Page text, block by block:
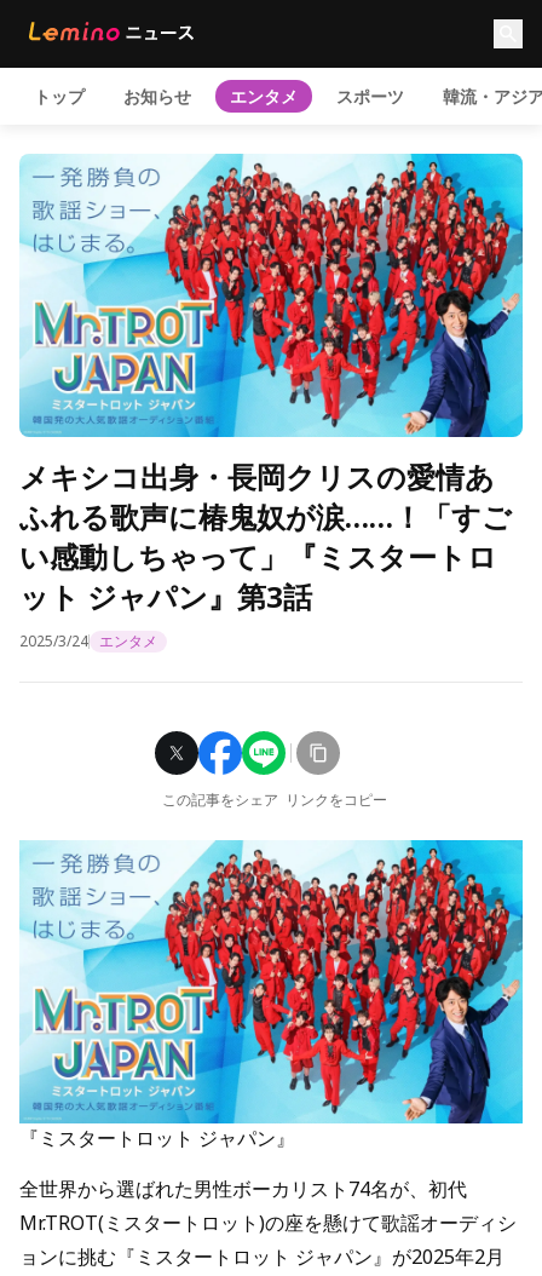
トップ お知らせ エンタメ スポーツ 韓流・アジ
メキシコ出身・長岡クリスの愛情あ
ふれる歌声に椿鬼奴が涙……！「すご
い感動しちゃって」『ミスタートロ
ット ジャパン』第3話
2025/3/24 エンタメ
この記事をシェア リンクをコピー
『ミスタートロット ジャパン』
全世界から選ばれた男性ボーカリスト74名が、初代
Mr.TROT(ミスタートロット)の座を懸けて歌謡オーディシ
ョンに挑む『ミスタートロット ジャパン』が2025年2月